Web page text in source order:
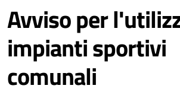
Avviso per
impianti sportivi
comunali